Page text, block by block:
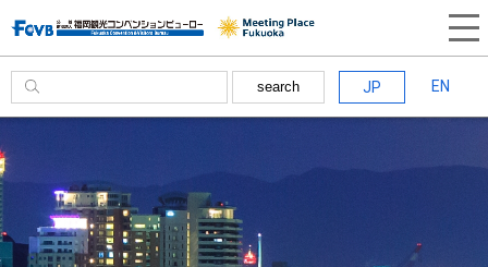
search JP EN